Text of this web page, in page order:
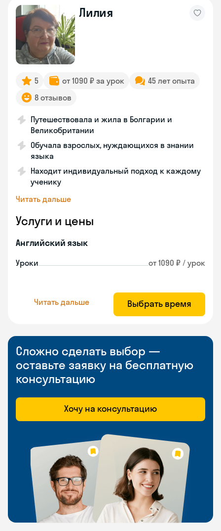
Лилия
5 от 1090 ₽ за урок
45 лет опыта
8 отзывов
Путешествовала и жила в Болгарии и
Великобритании
Обучала взрослых, нуждающихся в знании
языка
Находит индивидуальный подход к каждому
ученику
Читать дальше
Услуги и цены
Английский язык
Уроки от 1090 ₽ / урок
Читать дальше Выбрать время
Сложно сделать выбор —
оставьте заявку на бесплатную
консультацию
Хочу на консультацию